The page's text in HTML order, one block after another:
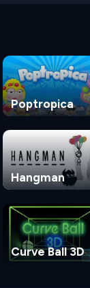
Poptropica
Hangman
Curve Ball 3D